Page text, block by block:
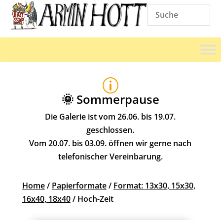
p
🌞 Sommerpause
Die Galerie ist vom 26.06. bis 19.07.
geschlossen.
Vom 20.07. bis 03.09. öffnen wir gerne nach
telefonischer Vereinbarung.
Home/ Papierformate/ Format: 13x30, 15x30,
16x40, 18x40/ Hoch-Zeit